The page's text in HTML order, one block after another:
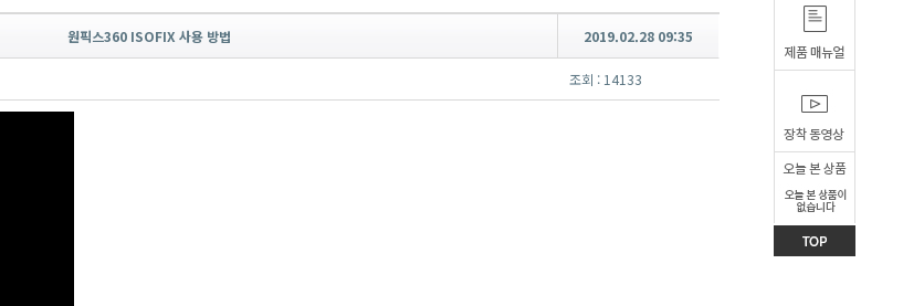
원픽스360 ISOFIX 사용 방법 2019.02.28 09:35
조회 : 14133